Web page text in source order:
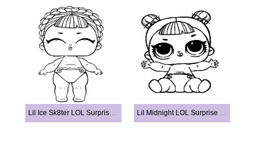
Lil Ice Sk8ter LOL Surprise Doll Lil Midnight LOL Surprise Doll